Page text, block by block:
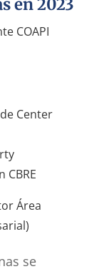
en 2023
COAPI
Center
Área
se